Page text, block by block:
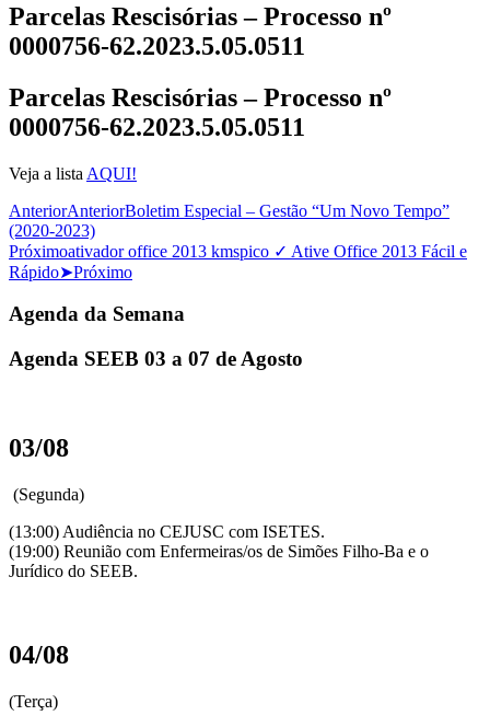
Parcelas Rescisórias – Processo nº
0000756-62.2023.5.05.0511
Parcelas Rescisórias – Processo nº
0000756-62.2023.5.05.0511
Veja a lista AQUI!
AnteriorAnteriorBoletim Especial – Gestão “Um Novo Tempo”
(2020-2023)
Próximoativador office 2013 kmspico ✓ Ative Office 2013 Fácil e
Rápido➤Próximo
Agenda da Semana
Agenda SEEB 03 a 07 de Agosto
03/08
(Segunda)
(13:00) Audiência no CEJUSC com ISETES.
(19:00) Reunião com Enfermeiras/os de Simões Filho-Ba e o
Jurídico do SEEB.
04/08
(Terça)